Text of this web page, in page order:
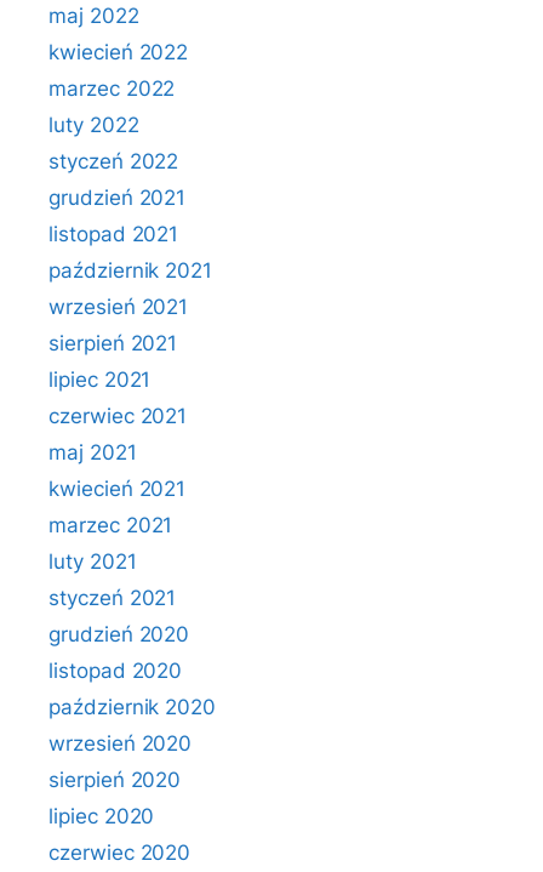
maj 2022
kwiecień 2022
marzec 2022
luty 2022
styczeń 2022
grudzień 2021
listopad 2021
październik 2021
wrzesień 2021
sierpień 2021
lipiec 2021
czerwiec 2021
maj 2021
kwiecień 2021
marzec 2021
luty 2021
styczeń 2021
grudzień 2020
listopad 2020
październik 2020
wrzesień 2020
sierpień 2020
lipiec 2020
czerwiec 2020